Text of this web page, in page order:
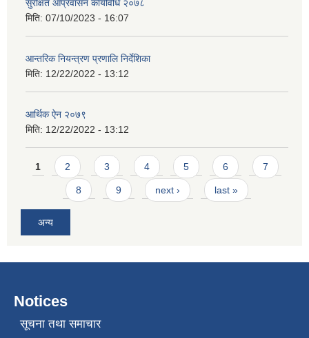
सुरक्षित आप्रवासन कार्यविधि २०७८
मिति: 07/10/2023 - 16:07
आन्तरिक नियन्त्रण प्रणालि निर्देशिका
मिति: 12/22/2022 - 13:12
आर्थिक ऐन २०७९
मिति: 12/22/2022 - 13:12
Pages
1 2 3 4 5 6 7
8 9 next › last »
अन्य
Notices
सूचना तथा समाचार